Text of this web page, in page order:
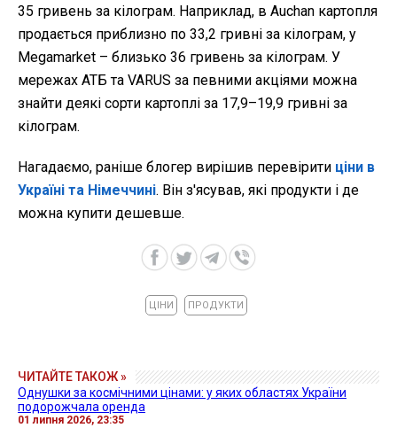
35 гривень за кілограм. Наприклад, в Auchan картопля
продається приблизно по 33,2 гривні за кілограм, у
Megamarket – близько 36 гривень за кілограм. У
мережах АТБ та VARUS за певними акціями можна
знайти деякі сорти картоплі за 17,9–19,9 гривні за
кілограм.
Нагадаємо, раніше блогер вирішив перевірити ціни в
Україні та Німеччині. Він з'ясував, які продукти і де
можна купити дешевше.
ЦІНИ ПРОДУКТИ
ЧИТАЙТЕ ТАКОЖ »
Однушки за космічними цінами: у яких областях України
подорожчала оренда
01 липня 2026, 23:35